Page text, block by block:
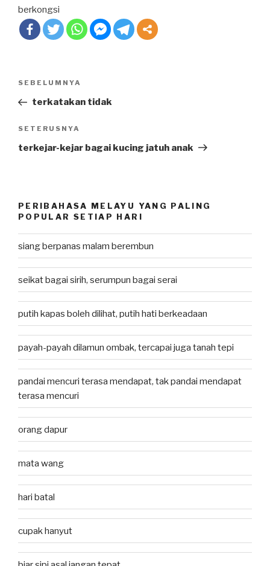
berkongsi
Post
Previous
Post
SEBELUMNYA
terkatakan tidak
Next
Post
SETERUSNYA
terkejar-kejar bagai kucing jatuh anak
PERIBAHASA MELAYU YANG PALING
POPULAR SETIAP HARI
siang berpanas malam berembun
seikat bagai sirih, serumpun bagai serai
putih kapas boleh dilihat, putih hati berkeadaan
payah-payah dilamun ombak, tercapai juga tanah tepi
pandai mencuri terasa mendapat, tak pandai mendapat
terasa mencuri
orang dapur
mata wang
hari batal
cupak hanyut